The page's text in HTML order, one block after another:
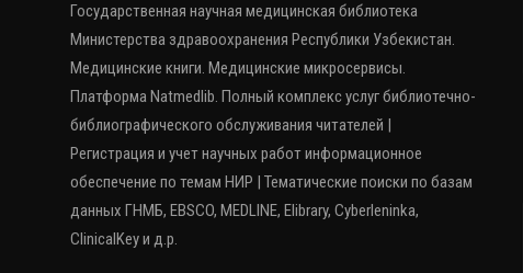
Государственная научная медицинская библиотека
Министерства здравоохранения Республики Узбекистан.
Медицинские книги. Медицинские микросервисы.
Платформа Natmedlib. Полный комплекс услуг библиотечно-
библиографического обслуживания читателей |
Регистрация и учет научных работ информационное
обеспечение по темам НИР | Тематические поиски по базам
данных ГНМБ, EBSCO, MEDLINE, Elibrary, Cyberleninka,
ClinicalKey и д.р.